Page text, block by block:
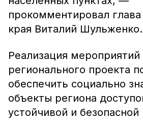
прокомментировал
края Виталий Шульженко.
Реализация мероприятий
регионального проекта
обеспечить социально
объекты региона
устойчивой и безопасной